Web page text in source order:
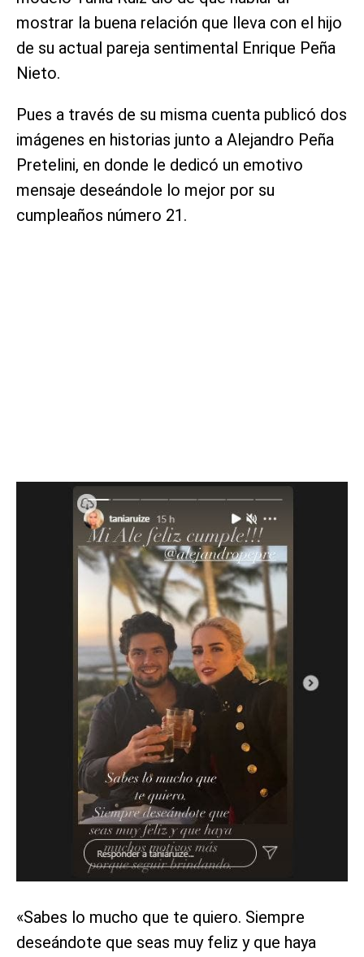
mostrar la buena relación que lleva con el hijo
de su actual pareja sentimental Enrique Peña
Nieto.
Pues a través de su misma cuenta publicó dos
imágenes en historias junto a Alejandro Peña
Pretelini, en donde le dedicó un emotivo
mensaje deseándole lo mejor por su
cumpleaños número 21.
«Sabes lo mucho que te quiero. Siempre
deseándote que seas muy feliz y que haya